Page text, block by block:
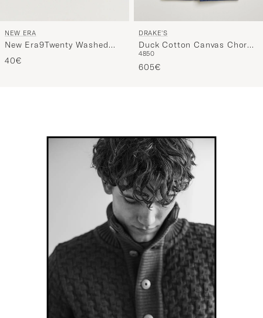
NEW ERA
New Era9Twenty Washed
Cotton CapAtlanta Braves
40€
DRAKE'S
Duck Cotton Canvas Chore
Coat Navy
4850
605€